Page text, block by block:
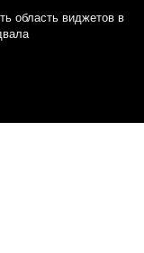
область виджетов в